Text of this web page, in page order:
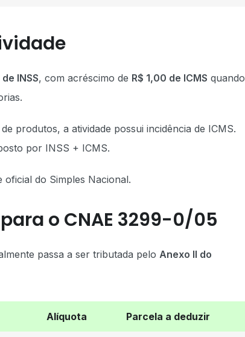
INSS, com acréscimo de R$ 1,00 de ICMS quando
produtos, a atividade possui incidência de ICMS.
por INSS + ICMS.
oficial do Simples Nacional.
o CNAE 3299-0/05
passa a ser tributada pelo Anexo II do
Alíquota Parcela a deduzir